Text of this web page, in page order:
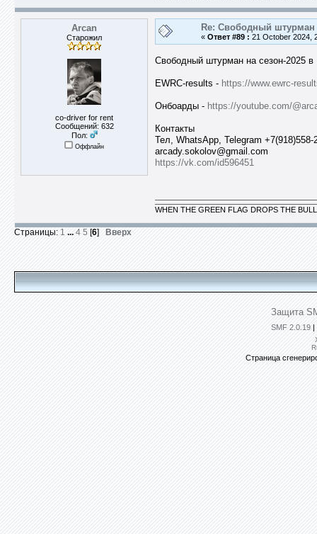
Arcan
Старожил
co-driver for rent
Сообщений: 632
Пол:
Оффлайн
Re: Свободный штурман
« Ответ #89 : 21 October 2024,
Свободный штурман на cезон-2025
EWRC-results - https://www.ewrc-
Онбоарды - https://youtube.com/
Контакты
Тел, WhatsApp, Telegram +7(918)558-
arcady.sokolov@gmail.com
https://vk.com/id596451
WHEN THE GREEN FLAG DROPS THE
Страницы: 1 ... 4 5 [6] Вверх
Защита
SMF 2.0.19 |
Страница